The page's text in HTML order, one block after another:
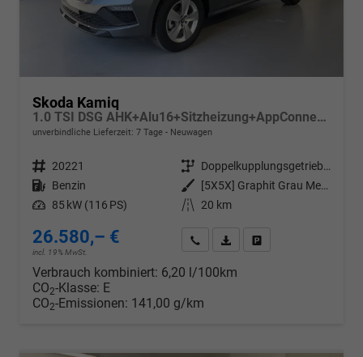
Skoda Kamiq
1.0 TSI DSG AHK+Alu16+Sitzheizung+AppConnect+GV5+LED+Nebel+Klima
unverbindliche Lieferzeit: 7 Tage Neuwagen
Fahrzeugnr. 20221 Getriebe
Doppelkupplungsgetriebe (DSG)
Kraftstoff Benzin Außenfarbe
[5X5X] Graphit Grau Metallic
Leistung 85 kW (116 PS) Kilometerstand 20 km
26.580,– €
incl. 19% MwSt.
Wir rufen Sie anPDF-Datei, Fahrzeugexposé
Verbrauch kombiniert: 6,20 l/100km
CO2-Klasse: E
CO2-Emissionen: 141,00 g/km